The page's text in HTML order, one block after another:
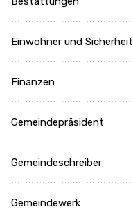
Einwohner und Sicherheit
Finanzen
Gemeindepräsident
Gemeindeschreiber
Gemeindewerk